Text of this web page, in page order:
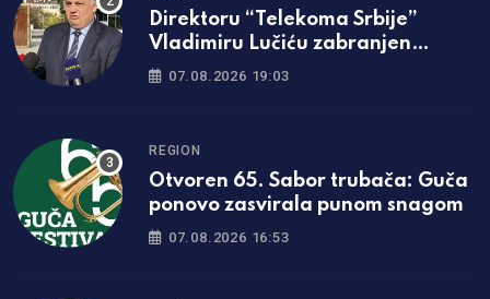
Direktoru “Telekoma Srbije”
Vladimiru Lučiću zabranjen
ulazak na Kosmet
07.08.2026 19:03
REGION
Otvoren 65. Sabor trubača: Guča
ponovo zasvirala punom snagom
07.08.2026 16:53